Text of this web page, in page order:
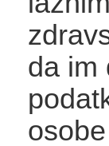
da im